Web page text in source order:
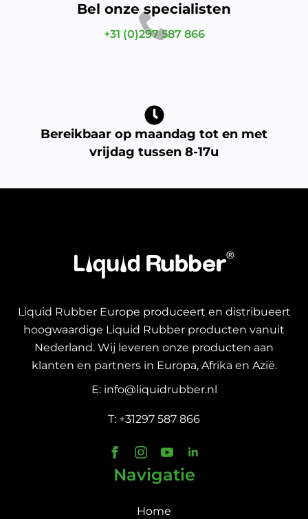
Bel onze specialisten
+31 (0)297 587 866
Bereikbaar op maandag tot en met
vrijdag tussen 8-17u
Liquid Rubber Europe produceert en distribueert
hoogwaardige Liquid Rubber producten vanuit
Nederland. Wij leveren onze producten aan
klanten en partners in Europa, Afrika en Azië.
E: info@liquidrubber.nl
T: +31297 587 866
Navigatie
Home